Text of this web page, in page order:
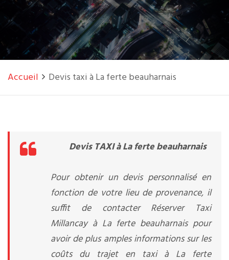
Accueil Devis taxi à La ferte beauharnais
Devis TAXI à La ferte beauharnais
Pour obtenir un devis personnalisé en
fonction de votre lieu de provenance, il
suffit de contacter Réserver Taxi
Millancay à La ferte beauharnais pour
avoir de plus amples informations sur les
coûts du trajet en taxi à La ferte